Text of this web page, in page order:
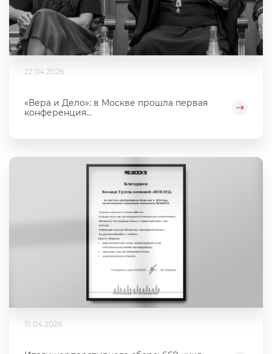
22.04.2026
«Вера и Дело»: в Москве прошла первая
конференция...
15.04.2026